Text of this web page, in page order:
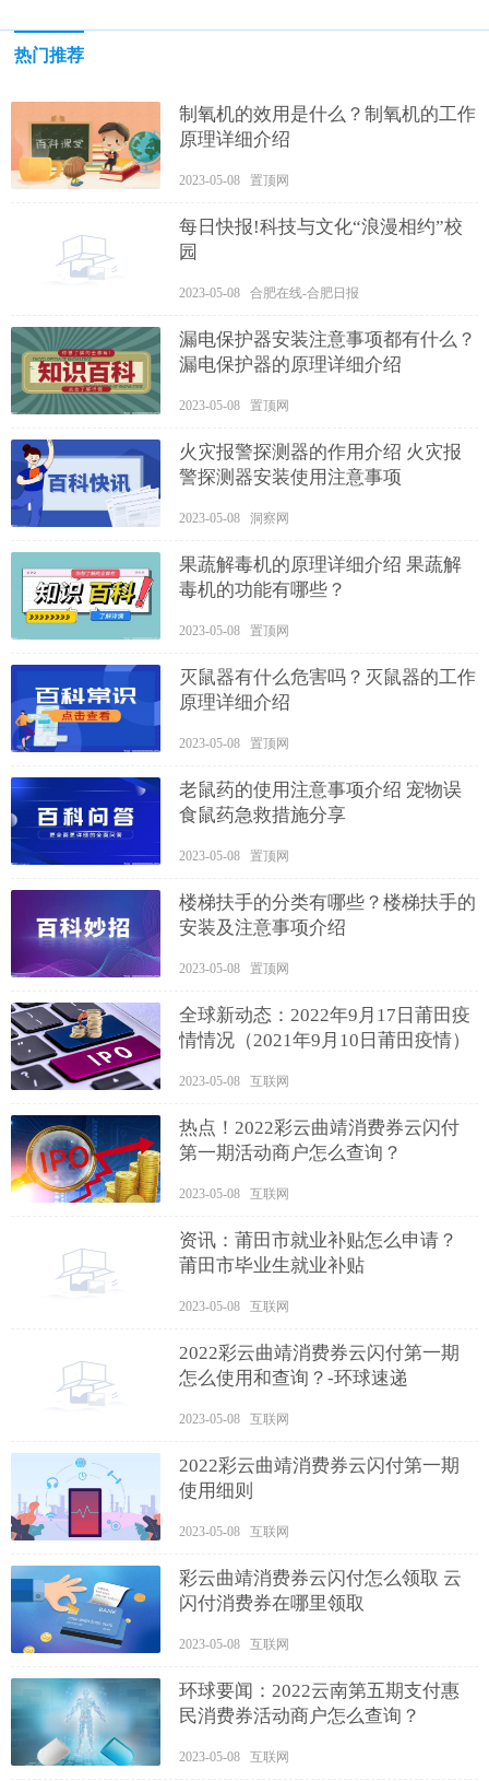
热门推荐
制氧机的效用是什么？制氧机的工作
原理详细介绍
2023-05-08 置顶网
每日快报!科技与文化“浪漫相约”校
园
2023-05-08 合肥在线-合肥日报
漏电保护器安装注意事项都有什么？
漏电保护器的原理详细介绍
2023-05-08 置顶网
火灾报警探测器的作用介绍 火灾报
警探测器安装使用注意事项
2023-05-08 洞察网
果蔬解毒机的原理详细介绍 果蔬解
毒机的功能有哪些？
2023-05-08 置顶网
灭鼠器有什么危害吗？灭鼠器的工作
原理详细介绍
2023-05-08 置顶网
老鼠药的使用注意事项介绍 宠物误
食鼠药急救措施分享
2023-05-08 置顶网
楼梯扶手的分类有哪些？楼梯扶手的
安装及注意事项介绍
2023-05-08 置顶网
全球新动态：2022年9月17日莆田疫
情情况（2021年9月10日莆田疫情）
2023-05-08 互联网
热点！2022彩云曲靖消费券云闪付
第一期活动商户怎么查询？
2023-05-08 互联网
资讯：莆田市就业补贴怎么申请？
莆田市毕业生就业补贴
2023-05-08 互联网
2022彩云曲靖消费券云闪付第一期
怎么使用和查询？-环球速递
2023-05-08 互联网
2022彩云曲靖消费券云闪付第一期
使用细则
2023-05-08 互联网
彩云曲靖消费券云闪付怎么领取 云
闪付消费券在哪里领取
2023-05-08 互联网
环球要闻：2022云南第五期支付惠
民消费券活动商户怎么查询？
2023-05-08 互联网